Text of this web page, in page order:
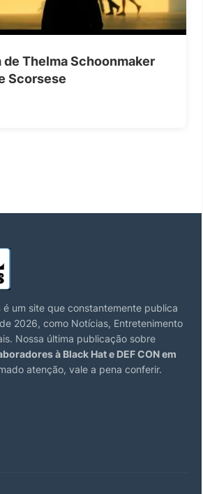
de Thelma Schoonmaker
Scorsese
é um site que constantemente publica
2026, como Notícias, Entretenimento
Nossa última publicação sobre
à Black Hat e DEF CON em
atenção, vale a pena conferir.